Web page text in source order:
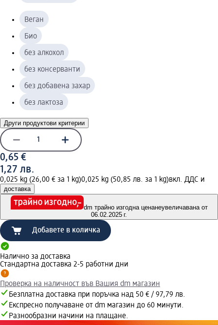
Веган
Био
без алкохол
без консерванти
без добавена захар
без лактоза
Други продуктови критерии
0,65 €
1,27 лв.
0,025 kg (26,00 € за 1 kg)0,025 kg (50,85 лв. за 1 kg)вкл. ДДС и
доставка
dm трайно изгодна ценанеувеличавана от
06.02.2025 г.
Добавете в количка
Налично за доставка
Стандартна доставка 2-5 работни дни
Проверка на наличност във Вашия dm магазин
Безплатна доставка при поръчка над 50 € / 97,79 лв.
Експресно получаване от dm магазин до 60 минути.
Разнообразни начини на плащане.